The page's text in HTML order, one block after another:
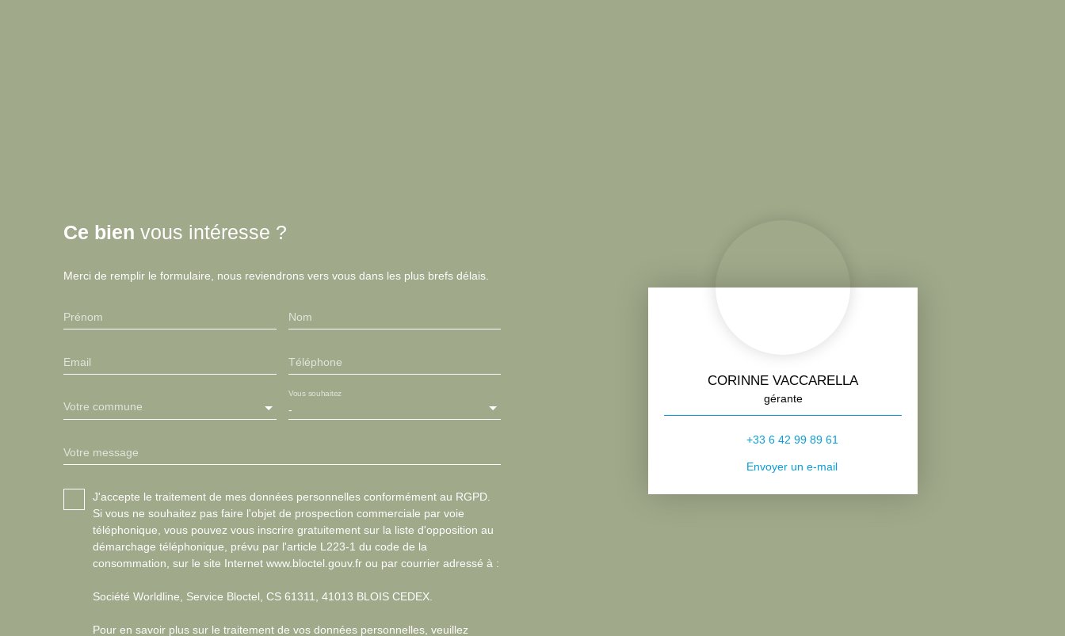
Ce bien vous intéresse ?
Merci de remplir le formulaire, nous reviendrons vers vous dans les plus brefs délais.
Prénom Nom
Email Téléphone
Votre commune -
Vous souhaitez
Votre message
J'accepte le traitement de mes données personnelles conformément au RGPD.
Si vous ne souhaitez pas faire l'objet de prospection commerciale par voie
téléphonique, vous pouvez vous inscrire gratuitement sur la liste d'opposition au
démarchage téléphonique, prévu par l'article L223-1 du code de la
consommation, sur le site Internet www.bloctel.gouv.fr ou par courrier adressé à :
Société Worldline, Service Bloctel, CS 61311, 41013 BLOIS CEDEX.
Pour en savoir plus sur le traitement de vos données personnelles, veuillez
CORINNE VACCARELLA
gérante
+33 6 42 99 89 61
Envoyer un e-mail